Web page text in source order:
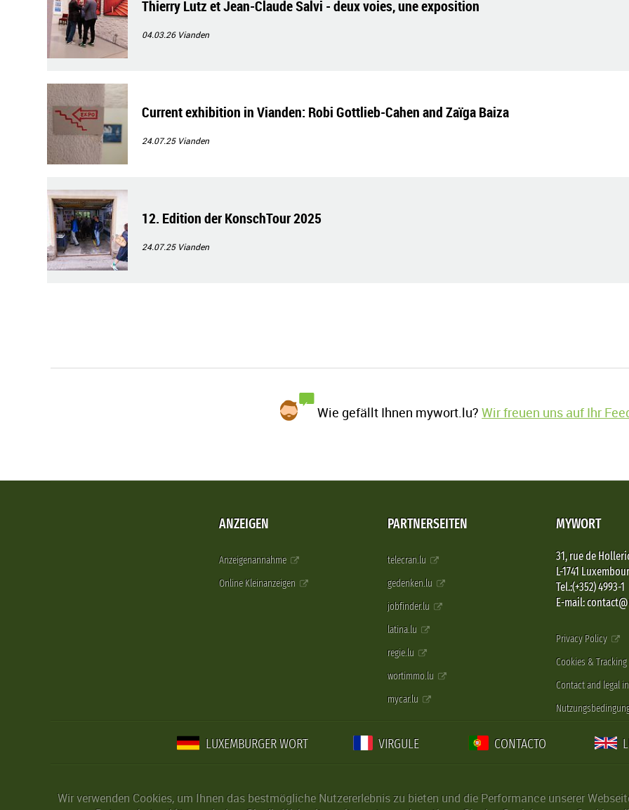
Thierry Lutz et Jean-Claude Salvi - deux voies, une exposition
04.03.26 Vianden
Current exhibition in Vianden: Robi Gottlieb-Cahen and Zaïga Baiza
24.07.25 Vianden
12. Edition der KonschTour 2025
24.07.25 Vianden
Wie gefällt Ihnen mywort.lu?Wir freuen uns auf Ihr
ANZEIGEN
Anzeigenannahme
Online Kleinanzeigen
PARTNERSEITEN
telecran.lu
gedenken.lu
jobfinder.lu
latina.lu
regie.lu
wortimmo.lu
mycar.lu
MYWORT
31, rue de
L-1741
Tel.:(+352) 4993-1
E-mail:
Privacy Policy
Cookies & Tracking
Contact and legal
LUXEMBURGER WORT VIRGULE CONTACTO
Wir verwenden Cookies, um Ihnen das bestmögliche Nutzererlebnis zu bieten und die Performance unserer